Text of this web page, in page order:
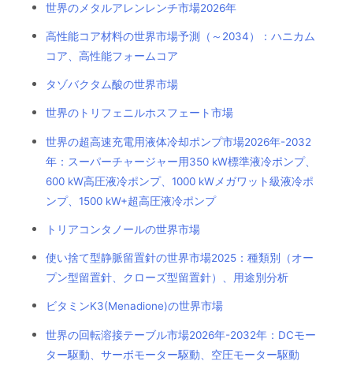
世界のメタルアレンレンチ市場2026年
高性能コア材料の世界市場予測（～2034）：ハニカム
コア、高性能フォームコア
タゾバクタム酸の世界市場
世界のトリフェニルホスフェート市場
世界の超高速充電用液体冷却ポンプ市場2026年-2032
年：スーパーチャージャー用350 kW標準液冷ポンプ、
600 kW高圧液冷ポンプ、1000 kWメガワット級液冷ポ
ンプ、1500 kW+超高圧液冷ポンプ
トリアコンタノールの世界市場
使い捨て型静脈留置針の世界市場2025：種類別（オー
プン型留置針、クローズ型留置針）、用途別分析
ビタミンK3(Menadione)の世界市場
世界の回転溶接テーブル市場2026年-2032年：DCモー
ター駆動、サーボモーター駆動、空圧モーター駆動